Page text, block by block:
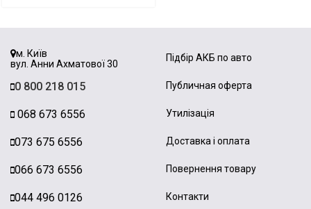
м. Київ
вул. Анни Ахматової 30
0 800 218 015
068 673 6556
073 675 6556
066 673 6556
044 496 0126
Підбір АКБ по авто
Публичная оферта
Утилізація
Доставка і оплата
Повернення товару
Контакти